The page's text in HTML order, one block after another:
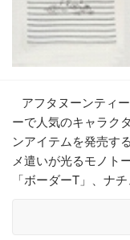
アフタヌーンティ
ーで人気のキャラク
ンアイテムを発売す
メ遣いが光るモノト
「ボーダーT」、ナ